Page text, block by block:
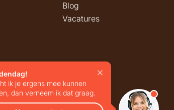
Blog
Vacatures
ik je ergens mee kunnen
dan verneem ik dat graag.